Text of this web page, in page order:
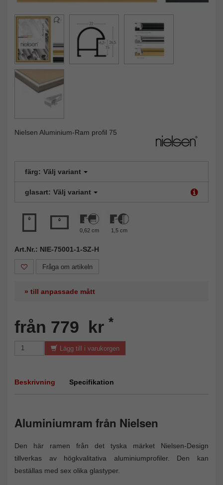
Nielsen Aluminium-Ram profil 75
färg: Välj variant
glasart: Välj variant
0,62 cm 1,5 cm
Art.Nr.: NIE-75001-1-SZ-H
Fråga om artikeln
» till anpassade mått
från 779 kr *
Lägg till i varukorgen
Beskrivning Specifikation
Aluminiumram från Nielsen
Den här ramen från det tyska märket Nielsen-Design
tillverkas av högkvalitativa aluminiumprofiler. Den kan
beställas med sex olika glastyper.